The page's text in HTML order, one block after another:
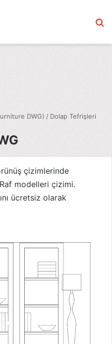
DWG) /Dolap Tefrişleri
çizimlerinde
modelleri çizimi.
ücretsiz olarak